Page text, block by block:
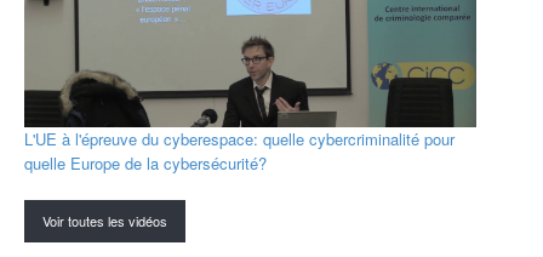
L'UE à l'épreuve du cyberespace: quelle cybercriminalité pour
quelle Europe de la cybersécurité?
Voir toutes les vidéos